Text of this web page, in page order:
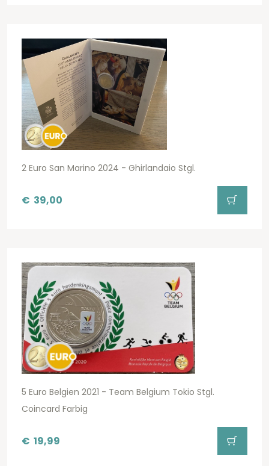
2 Euro San Marino 2024 - Ghirlandaio Stgl.
€ 39,00
5 Euro Belgien 2021 - Team Belgium Tokio Stgl.
Coincard Farbig
€ 19,99